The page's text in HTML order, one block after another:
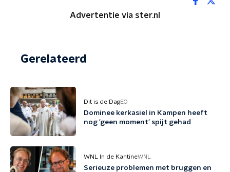
Advertentie via ster.nl
Gerelateerd
Dit is de DagEO
Dominee kerkasiel in Kampen heeft
nog 'geen moment' spijt gehad
WNL In de KantineWNL
Serieuze problemen met bruggen en